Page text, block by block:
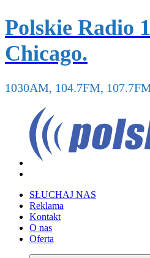
Polskie Radio
Chicago.
1030AM, 104.7FM,
SŁUCHAJ NAS
Reklama
Kontakt
O nas
Oferta